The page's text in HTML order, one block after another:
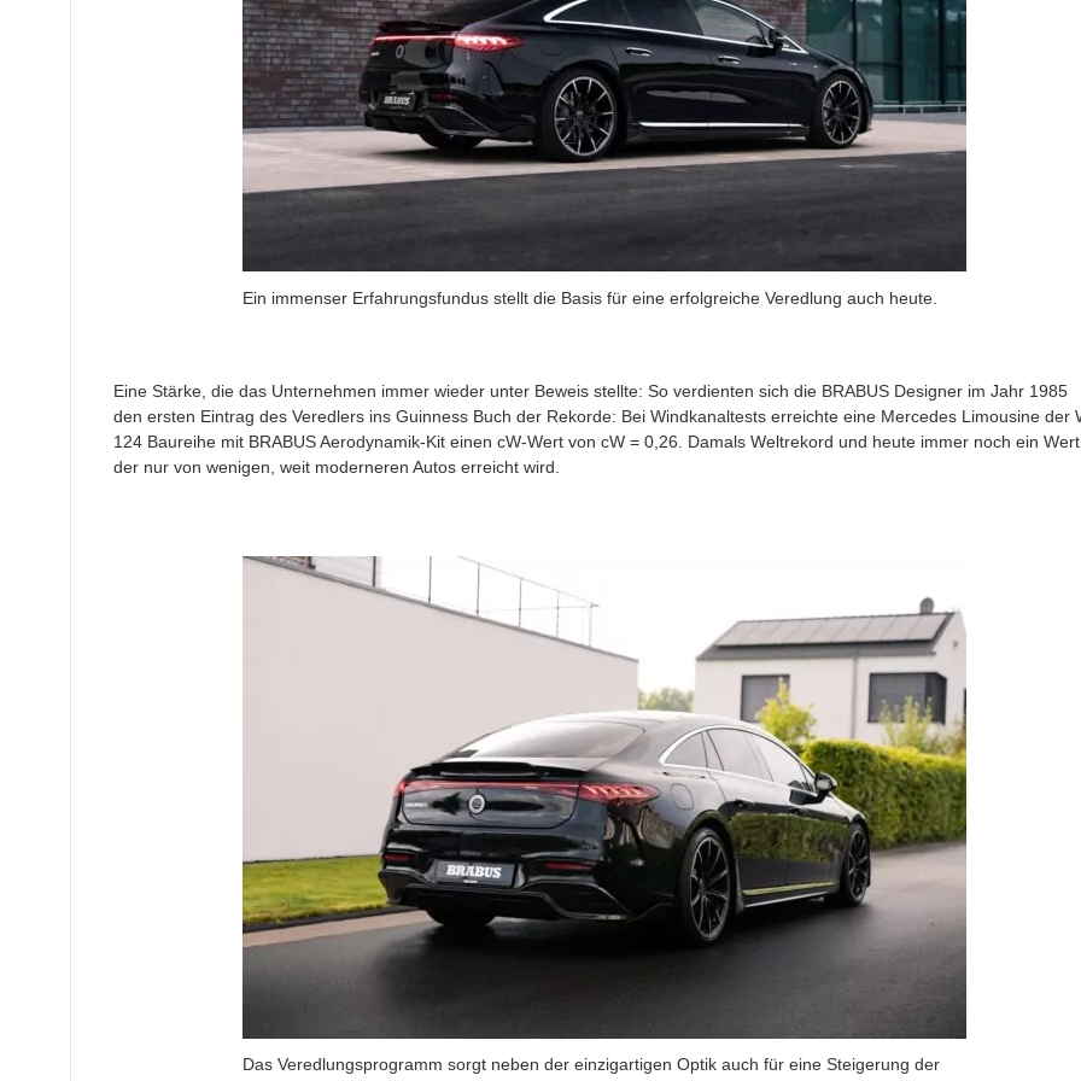
Ein immenser Erfahrungsfundus stellt die Basis für eine erfolgreiche Veredlung auch heute.
Eine Stärke, die das Unternehmen immer wieder unter Beweis stellte: So verdienten sich die BRABUS Designer im Jahr 1985
den ersten Eintrag des Veredlers ins Guinness Buch der Rekorde: Bei Windkanaltests erreichte eine Mercedes Limousine der
124 Baureihe mit BRABUS Aerodynamik-Kit einen cW-Wert von cW = 0,26. Damals Weltrekord und heute immer noch ein
der nur von wenigen, weit moderneren Autos erreicht wird.
Das Veredlungsprogramm sorgt neben der einzigartigen Optik auch für eine Steigerung der